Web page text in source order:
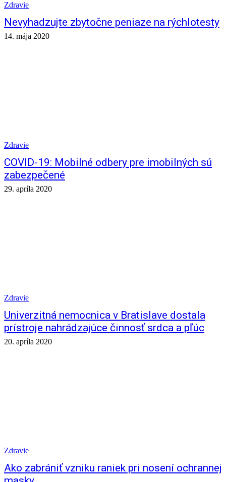
Zdravie
Nevyhadzujte zbytočne peniaze na rýchlotesty
14. mája 2020
Zdravie
COVID-19: Mobilné odbery pre imobilných sú
zabezpečené
29. apríla 2020
Zdravie
Univerzitná nemocnica v Bratislave dostala
prístroje nahrádzajúce činnosť srdca a pľúc
20. apríla 2020
Zdravie
Ako zabrániť vzniku raniek pri nosení ochrannej